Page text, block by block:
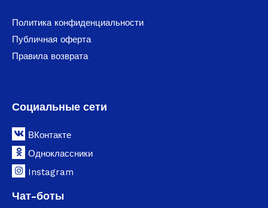
Политика конфиденциальности
Публичная оферта
Правила возврата
Социальные сети
ВКонтакте
Одноклассники
Instagram
Чат-боты